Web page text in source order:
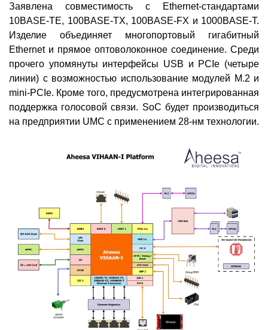
Заявлена совместимость с Ethernet-стандартами
10BASE-TE, 100BASE-TX, 100BASE-FX и 1000BASE-T.
Изделие объединяет многопортовый гигабитный
Ethernet и прямое оптоволоконное соединение. Среди
прочего упомянуты интерфейсы USB и PCIe (четыре
линии) с возможностью использование модулей M.2 и
mini-PCIe. Кроме того, предусмотрена интегрированная
поддержка голосовой связи. SoC будет производиться
на предприятии UMC с применением 28-нм технологии.